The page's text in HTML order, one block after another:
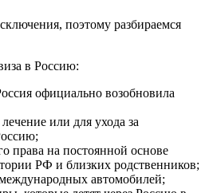
поэтому разбираемся
в Россию:
официально возобновила
или для ухода за
права на постоянной основе
РФ и близких родственников;
автомобилей;